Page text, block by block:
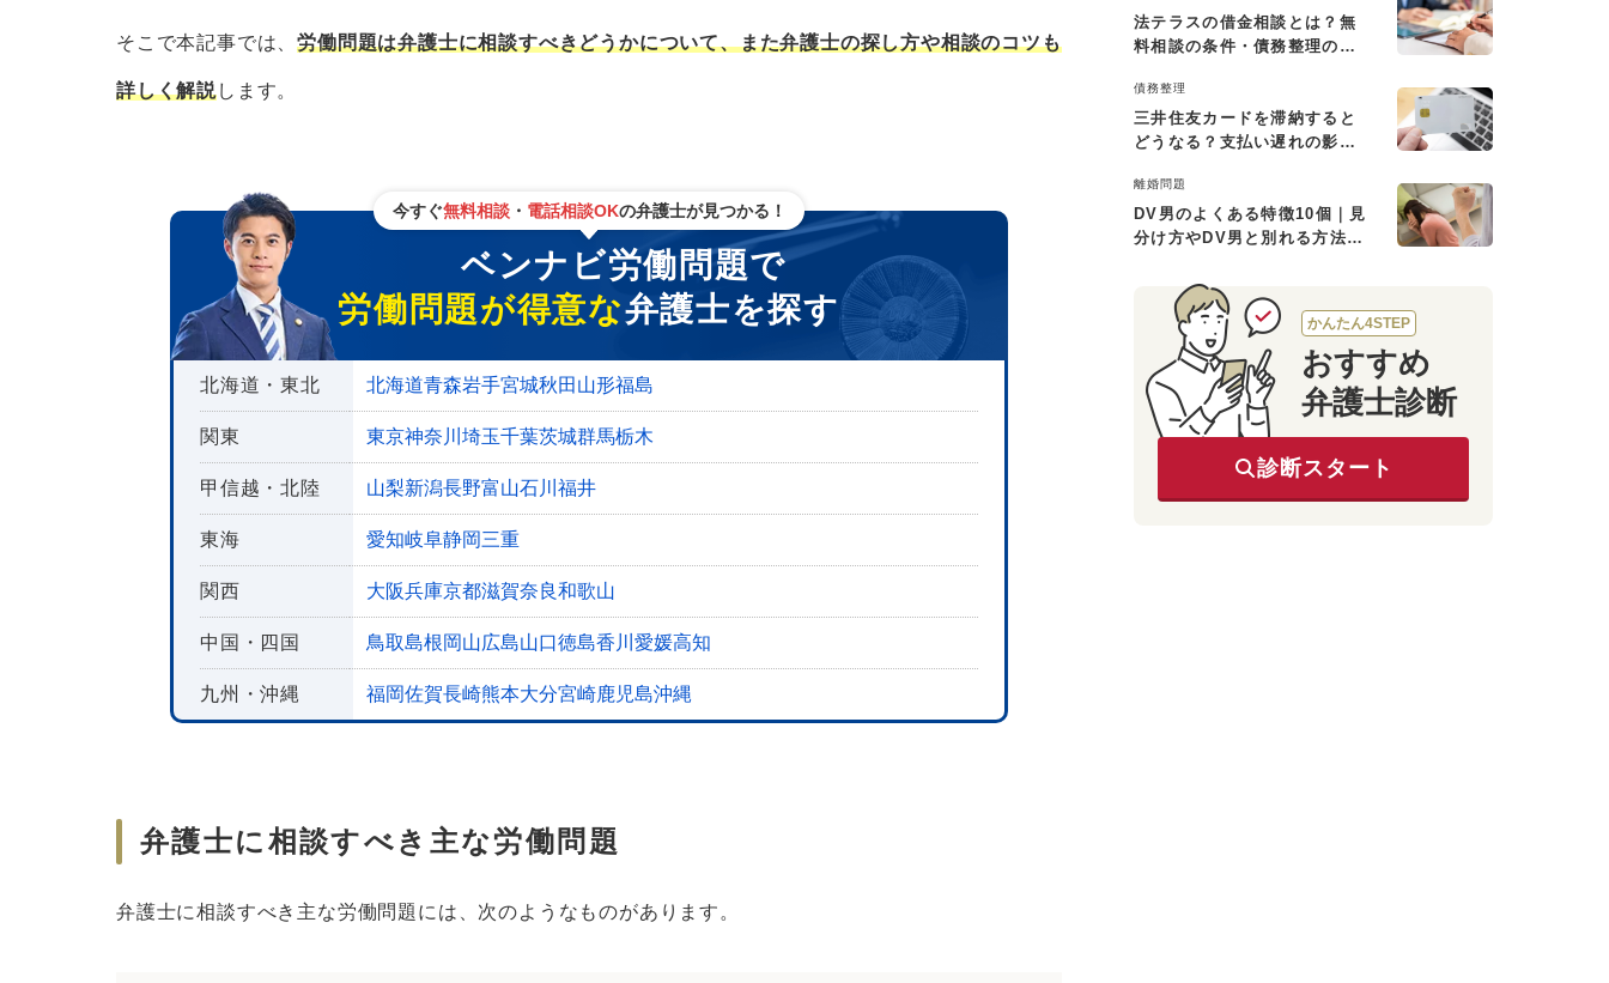
手続きを全て任せられる
労働審判や訴訟に移行した際も対応してくれる
ベンナビ労働問題で探す
インターネットで検索する
知人や友人、同僚に紹介してもらう
労働問題が得意な弁護士選びのポイント3選
労働問題を解決した実績や知識が豊富か
さまざまな解決策を提案してくれるか
労働問題を弁護士に相談する際のコツ
抱えている労働トラブルについて整理しておく
相談内容に関係する証拠資料を準備しておく
できる限り早い段階から弁護士に相談をする
相談者本人が相談しに行くようにする
初回相談が無料の弁護士事務所を選ぶ
弁護士会の無料相談を利用する
そこで本記事では、労働問題は弁護士に相談すべきどうかについて、また弁護士の探し方や相談のコツも
詳しく解説します。
今すぐ無料相談・ 電話相談OKの弁護士が見つかる！
ベンナビ労働問題で
労働問題が得意な弁護士を探す
北海道・東北 北海道青森岩手宮城秋田 山形福島
関東 東京神奈川 埼玉千葉茨城群馬栃木
甲信越・北陸 山梨新潟長野富山石川 福井
東海 愛知岐阜静岡三重
関西 大阪兵庫京都滋賀奈良和歌山
中国・四国 鳥取島根岡山広島山口徳島香川 愛媛高知
九州・沖縄 福岡佐賀長崎熊本大分宮崎鹿児島沖縄
弁護士に相談すべき主な労働問題
弁護士に相談すべき主な労働問題には、次のようなものがあります。
法テラスの借金相談とは？無
料相談の条件・債務整理の費
債務整理
三井住友カードを滞納すると
どうなる？支払い遅れの影響
離婚問題
DV男のよくある特徴10個｜見
分け方やDV男と別れる方法も
かんたん4STEP
おすすめ
弁護士診断
診断スタート